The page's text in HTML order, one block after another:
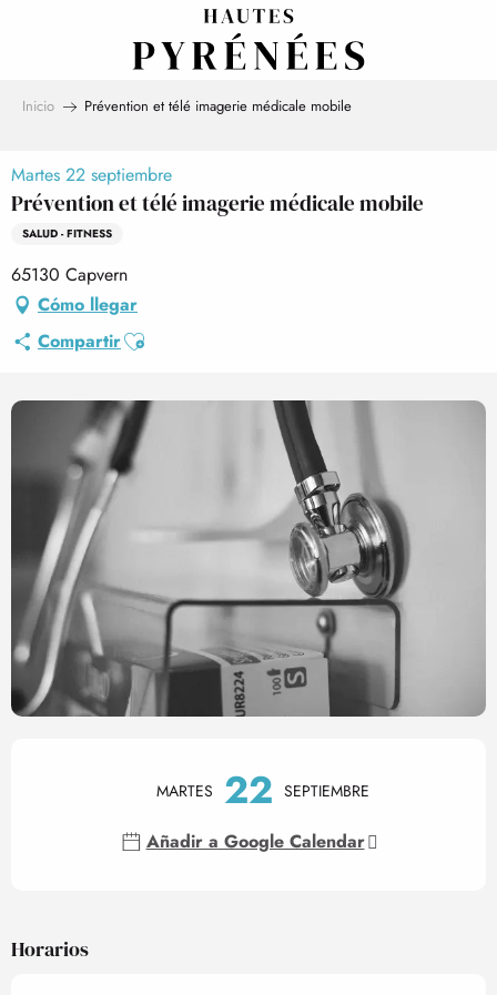
Inicio Prévention et télé imagerie médicale mobile
Martes 22 septiembre
Prévention et télé imagerie médicale mobile
SALUD - FITNESS
65130 Capvern
Cómo llegar
CompartirAjouter aux favoris
Horarios y datos de
MARTES 22 SEPTIEMBRE
Añadir a Google Calendar
Horarios